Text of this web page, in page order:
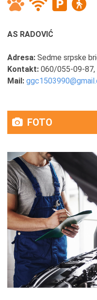
AS RADOVIĆ
Adresa: Sedme srpske
Kontakt: 060/055-09-
Mail:
FOTO